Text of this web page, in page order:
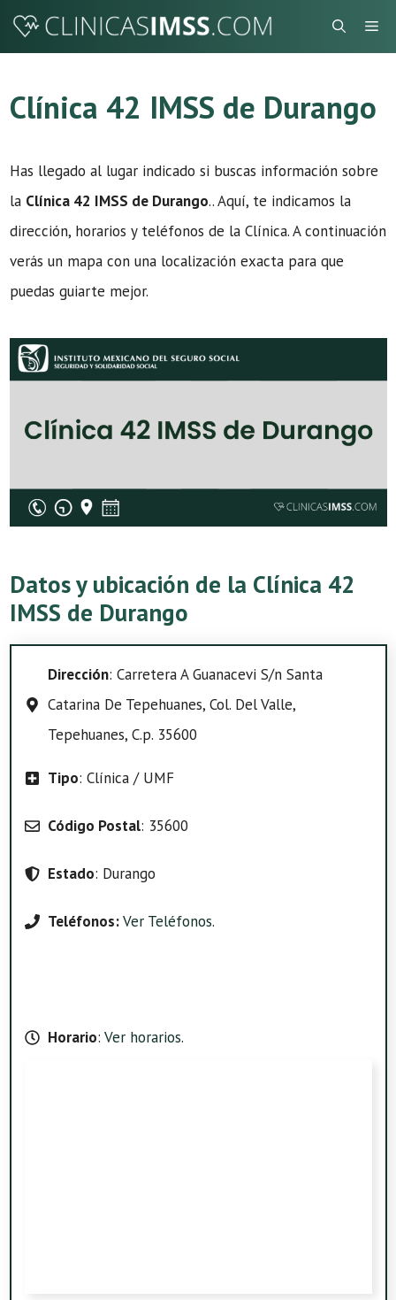
Saltar
Clínica 42 IMSS de Durango
Has llegado al lugar indicado si buscas información sobre
la Clínica 42 IMSS de Durango.. Aquí, te indicamos la
dirección, horarios y teléfonos de la Clínica. A continuación
verás un mapa con una localización exacta para que
puedas guiarte mejor.
Datos y ubicación de la Clínica 42
IMSS de Durango
Dirección: Carretera A Guanacevi S/n Santa
Catarina De Tepehuanes, Col. Del Valle,
Tepehuanes, C.p. 35600
Tipo: Clínica / UMF
Código Postal: 35600
Estado: Durango
Teléfonos:Ver Teléfonos.
Horario: Ver horarios.